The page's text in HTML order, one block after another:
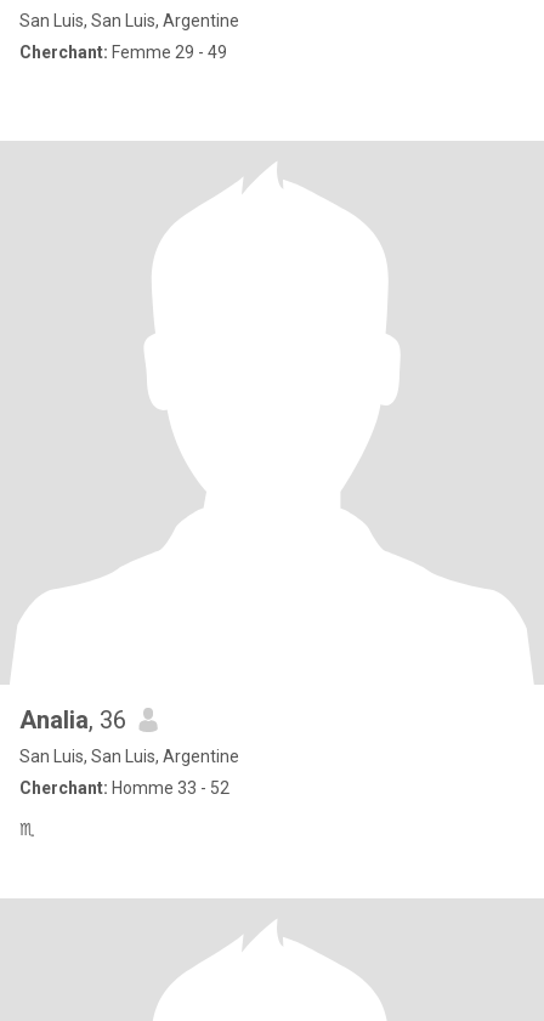
San Luis, San Luis, Argentine
Cherchant: Femme 29 - 49
Analia, 36
San Luis, San Luis, Argentine
Cherchant: Homme 33 - 52
♏️